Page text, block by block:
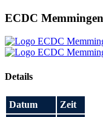
ECDC
Details
Datum
Zeit